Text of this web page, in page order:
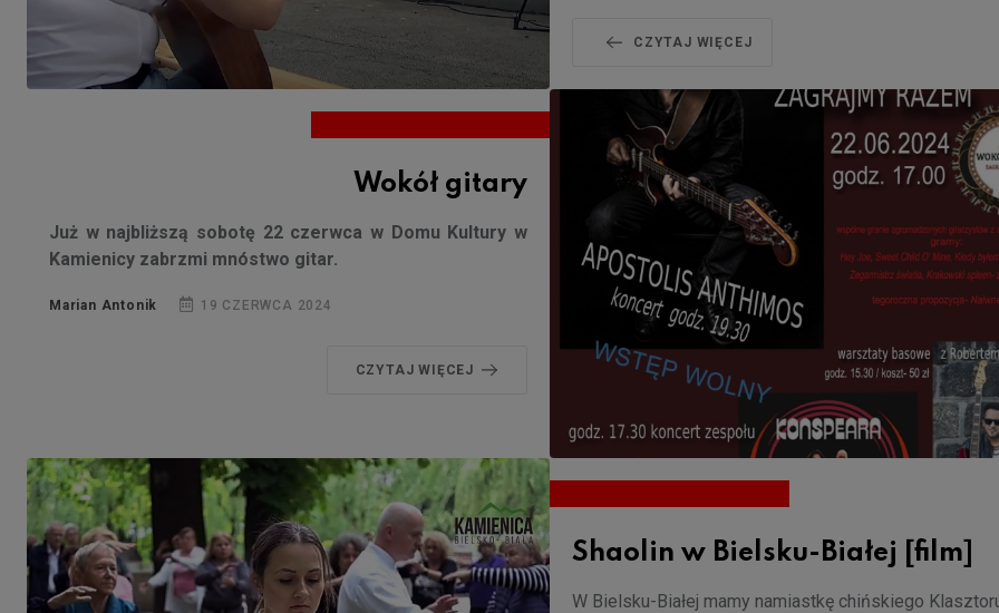
CZYTAJ WIĘCEJ
Wokół gitary
Już w najbliższą sobotę 22 czerwca w Domu Kultury w
Kamienicy zabrzmi mnóstwo gitar.
Marian Antonik 19 CZERWCA 2024
CZYTAJ WIĘCEJ
Shaolin w Bielsku-Białej [film]
W Bielsku-Białej mamy namiastkę chińskiego